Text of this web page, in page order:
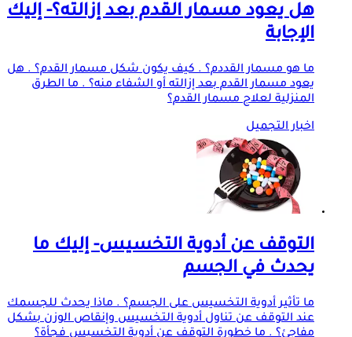
هل يعود مسمار القدم بعد إزالته؟- إليك
الإجابة
ما هو مسمار القددم؟ . كيف يكون شكل مسمار القدم؟ . هل
يعود مسمار القدم بعد إزالته أو الشفاء منه؟ . ما الطرق
المنزلية لعلاج مسمار القدم؟
اخبار التجميل
التوقف عن أدوية التخسيس- إليك ما
يحدث في الجسم
ما تأثير أدوية التخسيس على الجسم؟ . ماذا يحدث للجسمك
عند التوقف عن تناول أدوية التخسيس وإنقاص الوزن بشكل
مفاجئ؟ . ما خطورة التوقف عن أدوية التخسيس فجأة؟